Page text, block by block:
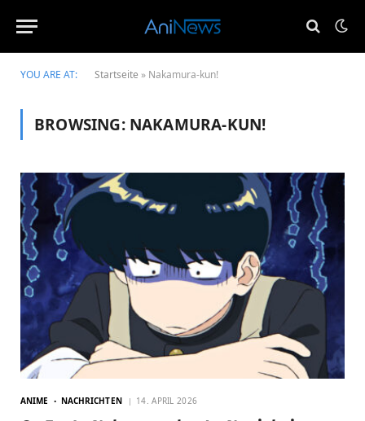
YOU ARE AT: Startseite » Nakamura-kun!
BROWSING: NAKAMURA-KUN!
ANIME NACHRICHTEN 14. APRIL 2026